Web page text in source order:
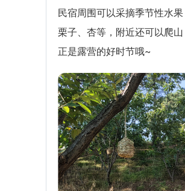
民宿周围可以采摘季节性水
栗子、杏等，附近还可以爬
正是露营的好时节哦~